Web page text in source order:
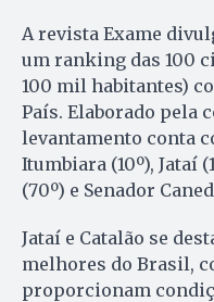
A revista Exame
um ranking das 100
100 mil habitantes)
País. Elaborado pela
levantamento conta
Itumbiara (10º), Jataí
(70º) e Senador
Jataí e Catalão se
melhores do Brasil,
proporcionam